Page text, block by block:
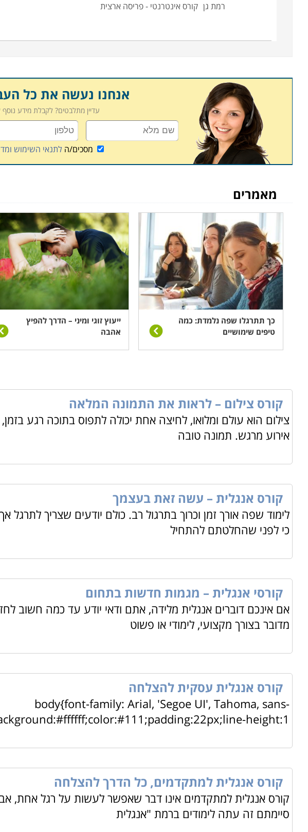
רמת גן קורס אינטרנטי - פריסה ארצית
אנחנו נעשה את כל
עדיין מתלבטים? לקבלת מידע
מסכים/הלתנאי השימוש
מאמרים
כך תתרגלו שפה נלמדת: כמה
טיפים שימושיים
ייעוץ זוגי ומיני – הדרך להפיץ
אהבה
קורס צילום – לראות את התמונה המלאה
צילום הוא עולם ומלואו, לחיצה אחת יכולה לתפוס בתוכה רגע
אירוע מרגש. תמונה טובה
קורס אנגלית – עשה זאת בעצמך
לימוד שפה אורך זמן וכרוך בתרגול רב. כולם יודעים שצריך
כי לפני שהחלטתם להתחיל
קורסי אנגלית – מגמות חדשות בתחום
אם אינכם דוברים אנגלית מלידה, אתם ודאי יודע עד כמה חשוב
מדובר בצורך מקצועי, לימודי או פשוט
קורס אנגלית עסקית להצלחה
body{font-family: Arial, 'Segoe UI', Tahoma, sans-
height:1.
קורס אנגלית למתקדמים, כל הדרך להצלחה
קורס אנגלית למתקדמים אינו דבר שאפשר לעשות על רגל אחת,
סיימתם זה עתה לימודים ברמת "אנגלית